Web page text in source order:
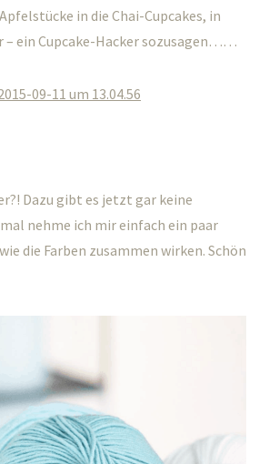
in die Chai-Cupcakes, in
– ein Cupcake-Hacker sozusagen……
Dazu gibt es jetzt gar keine
nehme ich mir einfach ein paar
die Farben zusammen wirken. Schön